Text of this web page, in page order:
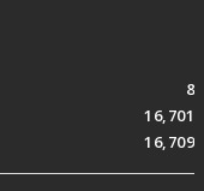
8
16,701
16,709